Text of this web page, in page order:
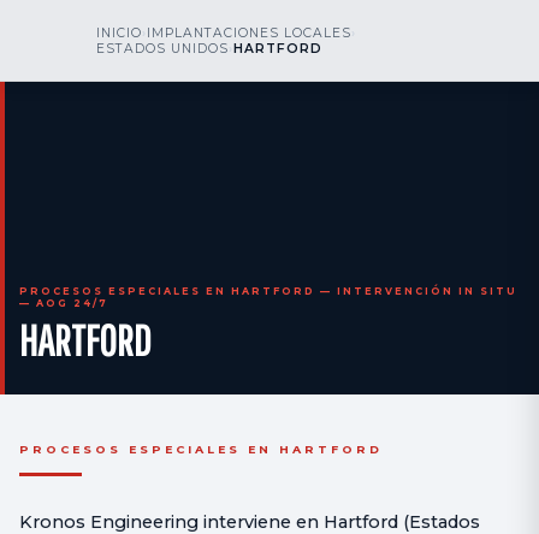
nos
engineering
LLÁMENOS AOG 24/7
PROCESOS ESPECIALES EN HARTFORD — INTERVENCIÓN IN SITU
— AOG 24/7
HARTFORD
INICIO IMPLANTACIONES LOCALES
ESTADOS UNIDOS HARTFORD
PROCESOS ESPECIALES EN HARTFORD
Kronos Engineering interviene en Hartford (Estados